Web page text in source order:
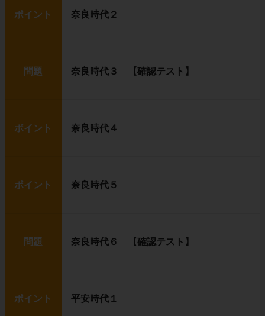
ポイント 奈良時代２
問題 奈良時代３ 【確認テスト】
ポイント 奈良時代４
ポイント 奈良時代５
問題 奈良時代６ 【確認テスト】
ポイント 平安時代１